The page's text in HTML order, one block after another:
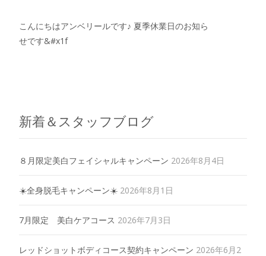
こんにちはアンベリールです♪ 夏季休業日のお知ら
せです&#x1f
新着＆スタッフブログ
８月限定美白フェイシャルキャンペーン 2026年8月4日
☀️全身脱毛キャンペーン☀️ 2026年8月1日
7月限定 美白ケアコース 2026年7月3日
レッドショットボディコース契約キャンペーン 2026年6月2